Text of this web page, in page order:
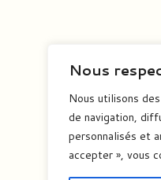
Nous
Nous utilisons
de navigation,
personnalisés et
accepter », vous